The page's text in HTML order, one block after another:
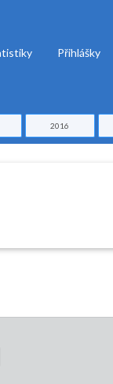
Přihlášky
2016